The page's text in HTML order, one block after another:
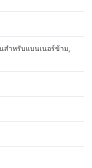
สำหรับแบนเนอร์ข้าม,